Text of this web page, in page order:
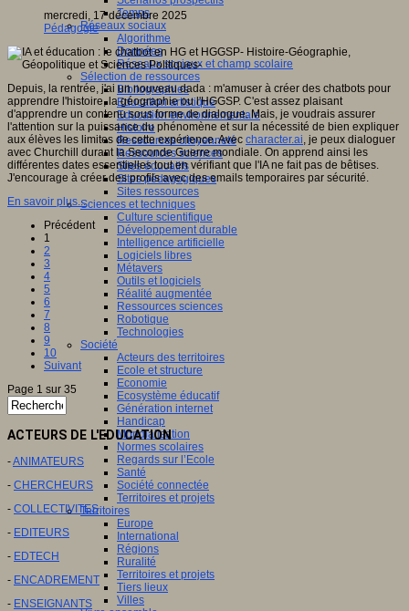
Temps
Réseaux sociaux
Algorithme
Données
Réseaux sociaux et champ scolaire
Sélection de ressources
Bibliographies
Education artistique
Education environnementale
Histoire
Ressources citoyenneté
Ressources sciences
Sites éducatifs
Sites pédagogiques
Sites ressources
Sciences et techniques
Culture scientifique
Développement durable
Intelligence artificielle
Logiciels libres
Métavers
Outils et logiciels
Réalité augmentée
Ressources sciences
Robotique
Technologies
Société
Acteurs des territoires
Ecole et structure
Economie
Ecosystème éducatif
Génération internet
Handicap
Mondialisation
Normes scolaires
Regards sur l’Ecole
Santé
Société connectée
Territoires et projets
Territoires
Europe
International
Régions
Ruralité
Territoires et projets
Tiers lieux
Villes
mercredi, 17 décembre 2025
Pédagogie
Depuis, la rentrée, j'ai un nouveau dada : m'amuser à créer des chatbots pour
apprendre l'histoire, la géographie ou l'HGGSP. C'est assez plaisant
d'apprendre un contenu sous forme de dialogue. Mais, je voudrais assurer
l'attention sur la puissance du phénomène et sur la nécessité de bien expliquer
aux élèves les limites de cette expérience. Avec character.ai , je peux dialoguer
avec Churchill durant la Seconde Guerre mondiale. On apprend ainsi les
différentes dates essentielles tout en vérifiant que l'IA ne fait pas de bêtises.
J'encourage à créer des profils avec des emails temporaires par sécurité.
En savoir plus...
Précédent
1
2
3
4
5
6
7
8
9
10
Suivant
Page 1 sur 35
ACTEURS DE L'EDUCATION
-ANIMATEURS
- CHERCHEURS
- COLLECTIVITES
- EDITEURS
- EDTECH
- ENCADREMENT
- ENSEIGNANTS